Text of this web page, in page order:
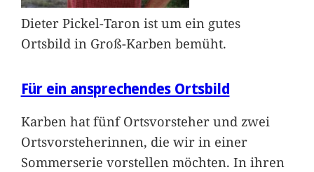
Dieter Pickel-Taron ist um ein gutes
Ortsbild in Groß-Karben bemüht.
Für ein ansprechendes Ortsbild
Karben hat fünf Ortsvorsteher und zwei
Ortsvorsteherinnen, die wir in einer
Sommerserie vorstellen möchten. In ihren